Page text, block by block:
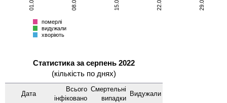
хворіють
Всього
померлі
видужали
хворіють
Статистика за серпень 2022
(кількість по днях)
Дата
Всього
інфі­ковано
Смер­тельні
випадки
Виду­жали